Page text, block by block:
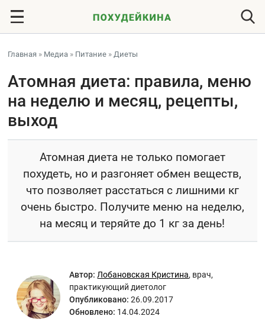
Главная » Медиа » Питание »Диеты
Атомная диета: правила, меню
на неделю и месяц, рецепты,
выход
Атомная диета не только помогает
похудеть, но и разгоняет обмен веществ,
что позволяет расстаться с лишними кг
очень быстро. Получите меню на неделю,
на месяц и теряйте до 1 кг за день!
Автор: Лобановская Кристина, врач,
практикующий диетолог
Опубликовано: 26.09.2017
Обновлено: 14.04.2024